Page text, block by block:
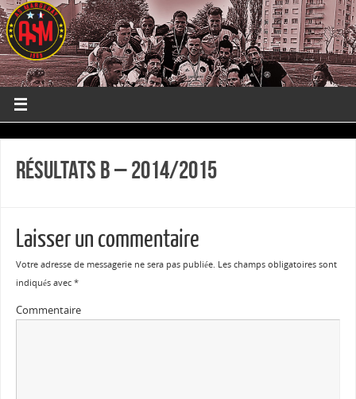
Résultats B – 2014/2015
Laisser un commentaire
Votre adresse de messagerie ne sera pas publiée. Les champs obligatoires sont
indiqués avec *
Commentaire